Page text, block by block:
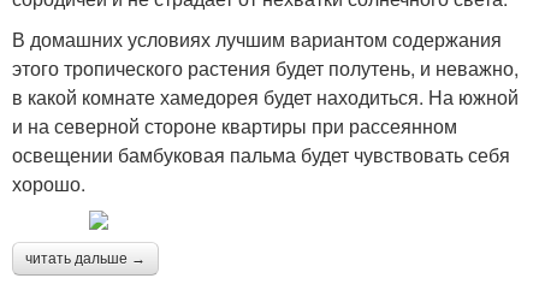
В домашних условиях лучшим вариантом содержания
этого тропического растения будет полутень, и неважно,
в какой комнате хамедорея будет находиться. На южной
и на северной стороне квартиры при рассеянном
освещении бамбуковая пальма будет чувствовать себя
хорошо.
читать дальше →